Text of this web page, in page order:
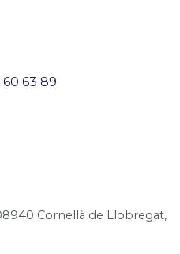
63 89
Cornellà de Llobregat,